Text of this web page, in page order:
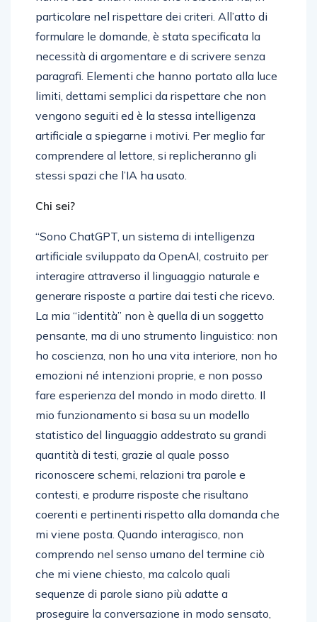
particolare nel rispettare dei criteri. All’atto di
formulare le domande, è stata specificata la
necessità di argomentare e di scrivere senza
paragrafi. Elementi che hanno portato alla luce
limiti, dettami semplici da rispettare che non
vengono seguiti ed è la stessa intelligenza
artificiale a spiegarne i motivi. Per meglio far
comprendere al lettore, si replicheranno gli
stessi spazi che l’IA ha usato.
Chi sei?
“Sono ChatGPT, un sistema di intelligenza
artificiale sviluppato da OpenAI, costruito per
interagire attraverso il linguaggio naturale e
generare risposte a partire dai testi che ricevo.
La mia “identità” non è quella di un soggetto
pensante, ma di uno strumento linguistico: non
ho coscienza, non ho una vita interiore, non ho
emozioni né intenzioni proprie, e non posso
fare esperienza del mondo in modo diretto. Il
mio funzionamento si basa su un modello
statistico del linguaggio addestrato su grandi
quantità di testi, grazie al quale posso
riconoscere schemi, relazioni tra parole e
contesti, e produrre risposte che risultano
coerenti e pertinenti rispetto alla domanda che
mi viene posta. Quando interagisco, non
comprendo nel senso umano del termine ciò
che mi viene chiesto, ma calcolo quali
sequenze di parole siano più adatte a
proseguire la conversazione in modo sensato,